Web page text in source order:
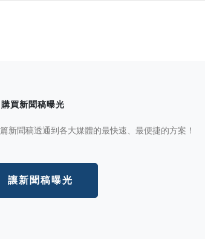
買新聞稿曝光
新聞稿透通到各大媒體的最快速、最便捷的方案！
讓新聞稿曝光